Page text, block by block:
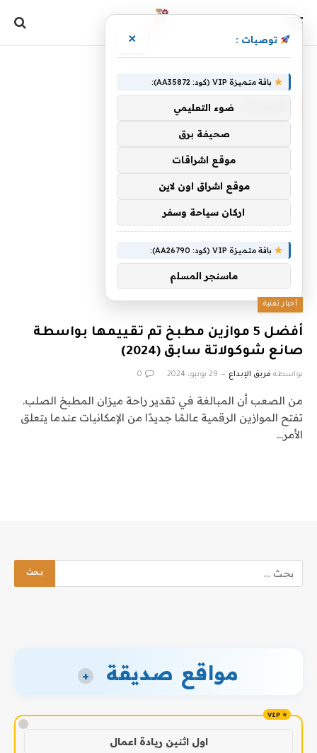
أخبار تقنية
أفضل 5 موازين مطبخ تم تقييمها بواسطة
صانع شوكولاتة سابق (2024)
بواسطة فريق الإبداع 29 يونيو، 2024 0
من الصعب أن المبالغة في تقدير راحة ميزان المطبخ الصلب.
تفتح الموازين الرقمية عالمًا جديدًا من الإمكانيات عندما يتعلق
الأمر…
مواقع صديقة +
!
اول اثنين ريادة اعمال
توصيات : ×
باقة متميزة VIP (كود: AA35872):
ضوء التعليمي
صحيفة برق
موقع اشراقات
موقع اشراق اون لاين
اركان سياحة وسفر
باقة متميزة VIP (كود: AA26790):
ماسنجر المسلم